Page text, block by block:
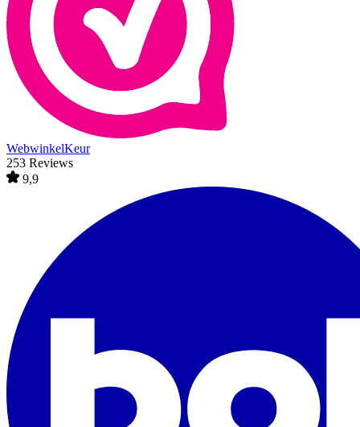
WebwinkelKeur
253 Reviews
9,9